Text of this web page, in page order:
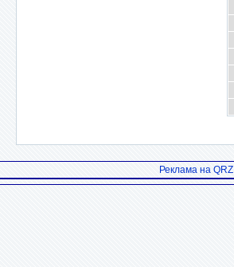
Реклама на QRZ